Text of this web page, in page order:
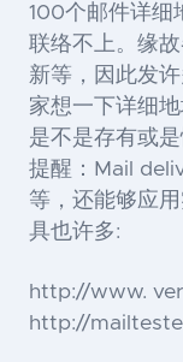
100个邮件详细
联络不上。缘
新等，因此发
家想一下详细
是不是存有或
提醒：
Mail
等，还能够应
具也许多:
http://www.
http://